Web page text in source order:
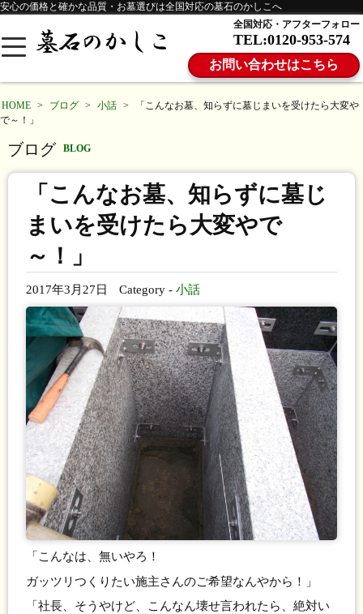
安心の価格と確かな品質・お墓選びは全国対応の墓石のかしこへ
全国対応・アフターフォロー
TEL:0120-953-574
お問い合わせはこちら
HOME > ブログ > 小話 >
「こんなお墓、知らずに墓じまいを受けたら大変や
で～！」
ブログ BLOG
「こんなお墓、知らずに墓じ
まいを受けたら大変やで
～！」
2017年3月27日 Category -小話
「こんなは、無いやろ！
ガッツリつくりたい施主さんのご希望なんやから！」
「社長、そうやけど、こんなん壊せ言われたら、絶対い